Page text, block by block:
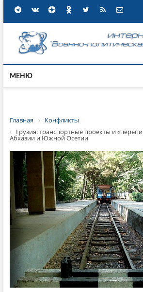
МЕНЮ
Главная
Конфликты
Грузия: транспортные проекты и
Абхазии и Южной Осетии